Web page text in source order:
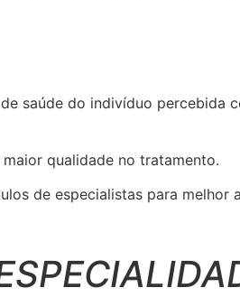
saúde do indivíduo percebida
qualidade no tratamento.
de especialistas para melhor